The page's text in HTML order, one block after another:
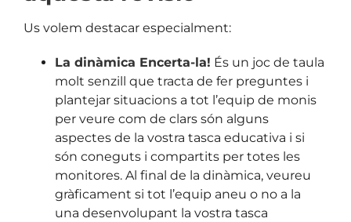
Us volem destacar especialment:
La dinàmica Encerta-la! És un joc de taula
molt senzill que tracta de fer preguntes i
plantejar situacions a tot l’equip de monis
per veure com de clars són alguns
aspectes de la vostra tasca educativa i si
són coneguts i compartits per totes les
monitores. Al final de la dinàmica, veureu
gràficament si tot l’equip aneu o no a la
una desenvolupant la vostra tasca